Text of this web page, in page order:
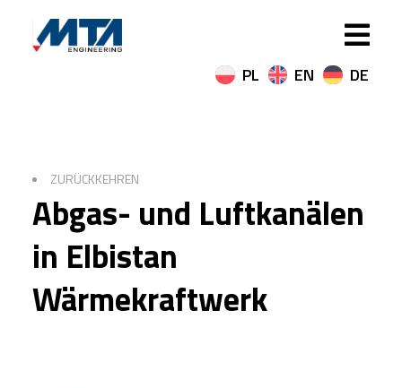
ZURÜCKKEHREN
Abgas- und Luftkanälen
in Elbistan
Wärmekraftwerk